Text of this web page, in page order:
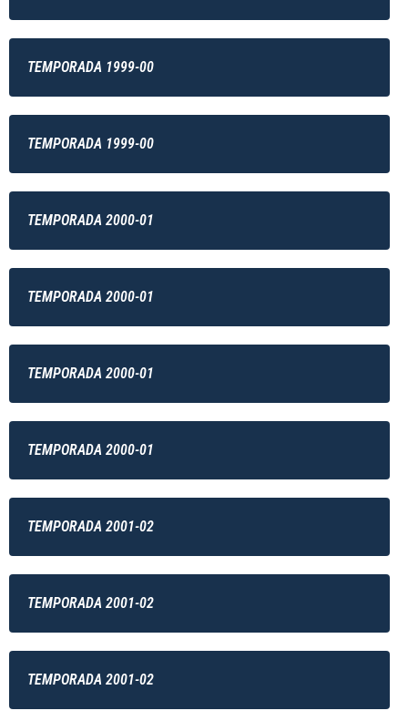
TEMPORADA 1999-00
TEMPORADA 1999-00
TEMPORADA 2000-01
TEMPORADA 2000-01
TEMPORADA 2000-01
TEMPORADA 2000-01
TEMPORADA 2001-02
TEMPORADA 2001-02
TEMPORADA 2001-02